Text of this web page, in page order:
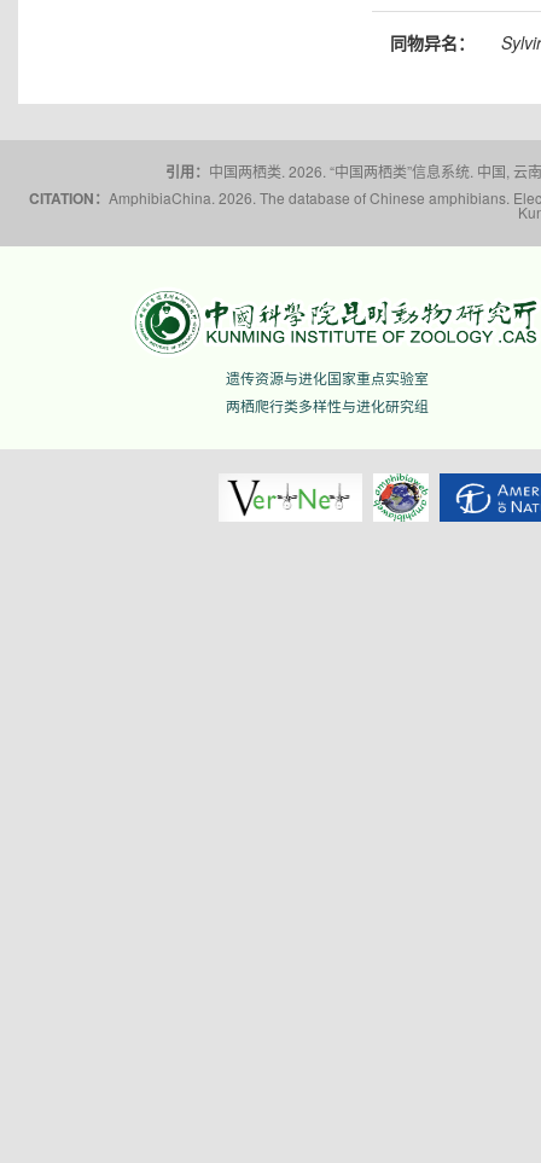
同物异名：
引用： 中国两栖类. 2026. “中国两栖类”信息系统. 中国,
CITATION： AmphibiaChina. 2026. The database of Chinese amphibians.
遗传资源与进化国家重点实验室
两栖爬行类多样性与进化研究组